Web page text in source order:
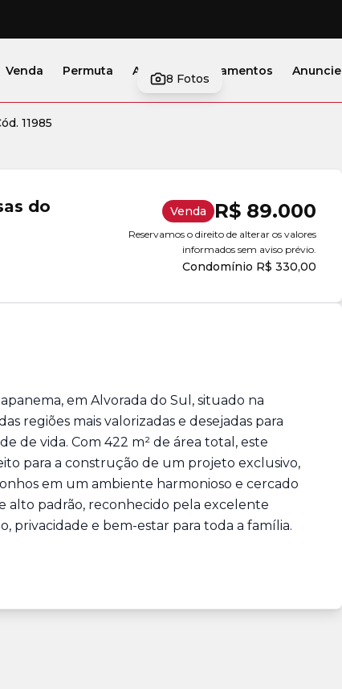
Venda Permuta Alugar Lançamentos Anuncie
8 Fotos
11985
do
Venda R$ 89.000
Reservamos o direito de alterar os valores
informados sem aviso prévio.
Condomínio R$ 330,00
em Alvorada do Sul, situado na
regiões mais valorizadas e desejadas para
de vida. Com 422 m² de área total, este
para a construção de um projeto exclusivo,
em um ambiente harmonioso e cercado
alto padrão, reconhecido pela excelente
privacidade e bem-estar para toda a família.